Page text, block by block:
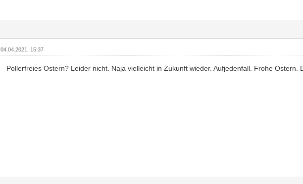
04.04.2021, 15:37
Pollerfreies Ostern? Leider nicht. Naja vielleicht in Zukunft wieder. Aufjedenfall. Frohe Ostern.